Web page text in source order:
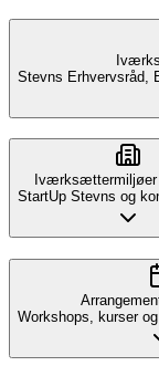
Stevns Erhvervsråd,
Iværksættermiljøer
StartUp Stevns og
Workshops, kurser